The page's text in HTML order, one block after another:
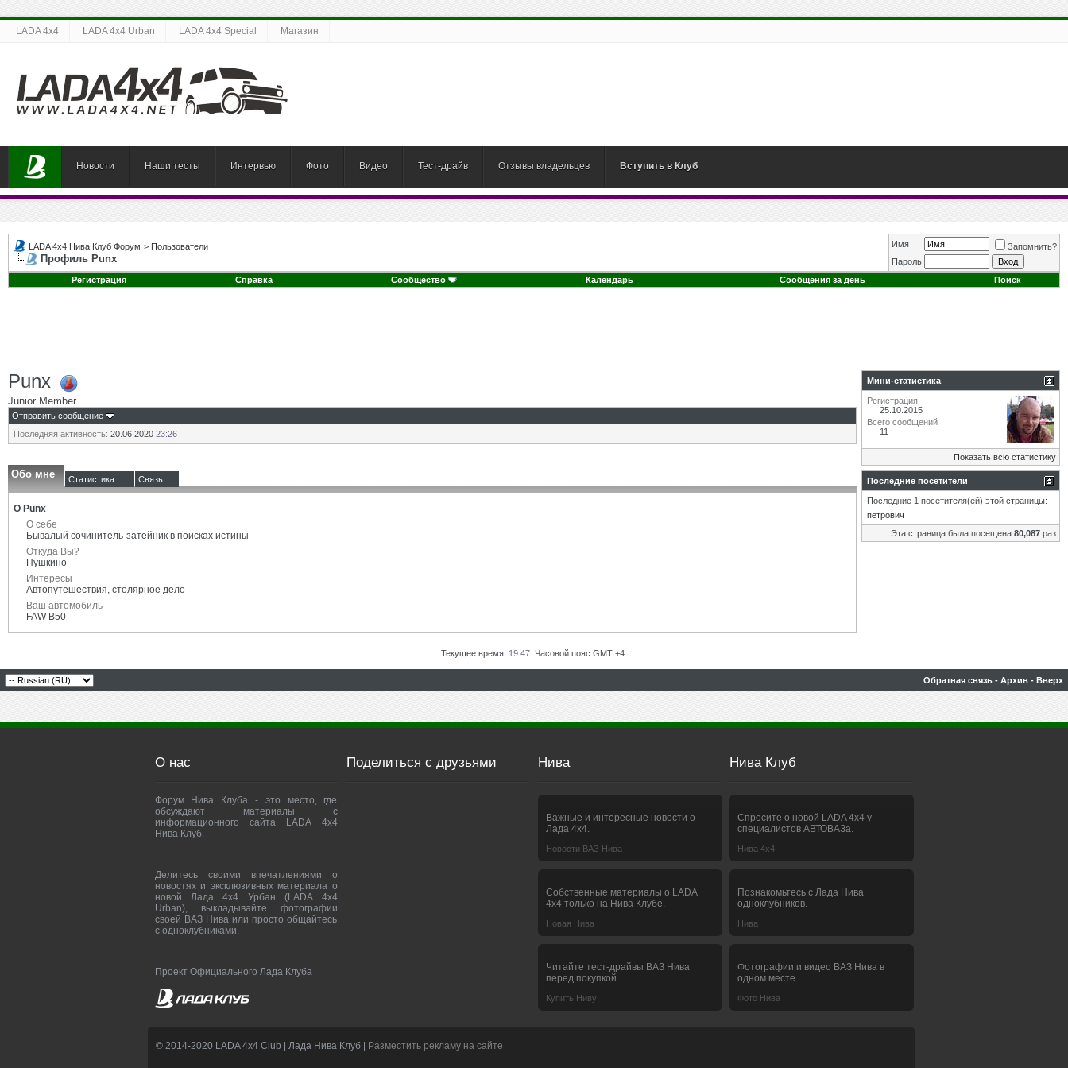
LADA 4x4 LADA 4x4 Urban LADA 4x4 Special Магазин
Новости Наши тесты Интервью Фото Видео Тест-драйв Отзывы владельцев Вступить в Клуб
LADA 4x4 Нива Клуб Форум > Пользователи
Профиль Punx
Имя
Запомнить?
Пароль
Регистрация
Справка Сообщество Календарь Сообщения за день Поиск
Punx
Junior Member
Отправить сообщение
Последняя активность: 20.06.2020 23:26
Обо мне Статистика Связь
О Punx
О себе
Бывалый сочинитель-затейник в поисках истины
Откуда Вы?
Пушкино
Интересы
Автопутешествия, столярное дело
Ваш автомобиль
FAW B50
Мини-статистика
Регистрация
25.10.2015
Всего сообщений
11
Показать всю статистику
Последние посетители
Последние 1 посетителя(ей) этой страницы:
петрович
Эта страница была посещена 80,087 раз
Текущее время: 19:47 . Часовой пояс GMT +4.
Обратная связь - Архив - Вверх
О нас
Форум Нива Клуба - это место, где
обсуждают материалы с
информационного сайта LADA 4x4
Нива Клуб.
Делитесь своими впечатлениями о
новостях и эксклюзивных материала о
новой Лада 4х4 Урбан (LADA 4x4
Urban), выкладывайте фотографии
своей ВАЗ Нива или просто общайтесь
с одноклубниками.
Проект Официального Лада Клуба
Поделиться с друзьями Нива
Важные и интересные новости о
Лада 4х4.
Новости ВАЗ Нива
Собственные материалы о LADA
4x4 только на Нива Клубе.
Новая Нива
Читайте тест-драйвы ВАЗ Нива
перед покупкой.
Купить Ниву
Нива Клуб
Спросите о новой LADA 4x4 у
специалистов АВТОВАЗа.
Нива 4х4
Познакомьтесь с Лада Нива
одноклубников.
Нива
Фотографии и видео ВАЗ Нива в
одном месте.
Фото Нива
© 2014-2020 LADA 4x4 Club | Лада Нива Клуб | Разместить рекламу на сайте